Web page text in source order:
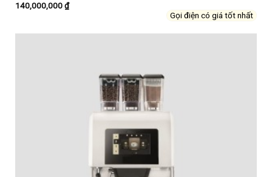
140,000,000₫
Gọi điện có giá tốt nhất